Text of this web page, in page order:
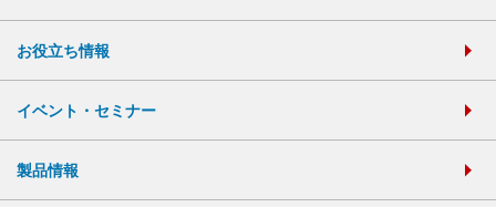
お役立ち情報
イベント・セミナー
製品情報